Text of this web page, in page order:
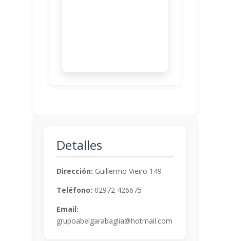
Detalles
Dirección: Guillermo Vieiro 149
Teléfono: 02972 426675
Email:
grupoabelgarabaglia@hotmail.com